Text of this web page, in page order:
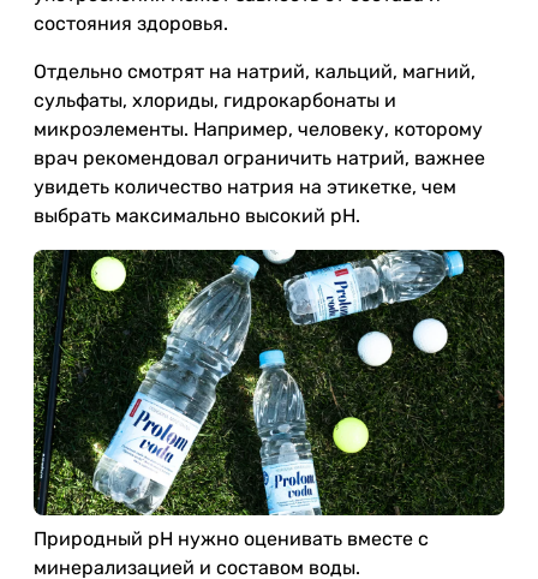
состояния здоровья.
Отдельно смотрят на натрий, кальций, магний,
сульфаты, хлориды, гидрокарбонаты и
микроэлементы. Например, человеку, которому
врач рекомендовал ограничить натрий, важнее
увидеть количество натрия на этикетке, чем
выбрать максимально высокий pH.
Природный pH нужно оценивать вместе с
минерализацией и составом воды.